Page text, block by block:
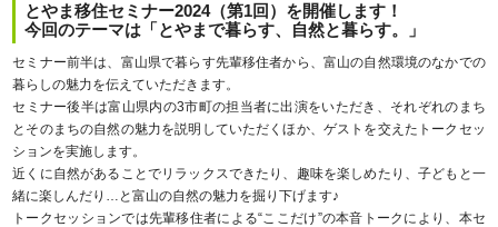
とやま移住セミナー2024（第1回）を開催します！
今回のテーマは「とやまで暮らす、自然と暮らす。」
セミナー前半は、富山県で暮らす先輩移住者から、富山の自然環境のなかでの
暮らしの魅力を伝えていただきます。
セミナー後半は富山県内の3市町の担当者に出演をいただき、それぞれのまち
とそのまちの自然の魅力を説明していただくほか、ゲストを交えたトークセッ
ションを実施します。
近くに自然があることでリラックスできたり、趣味を楽しめたり、子どもと一
緒に楽しんだり…と富山の自然の魅力を掘り下げます♪
トークセッションでは先輩移住者による“ここだけ”の本音トークにより、本セ